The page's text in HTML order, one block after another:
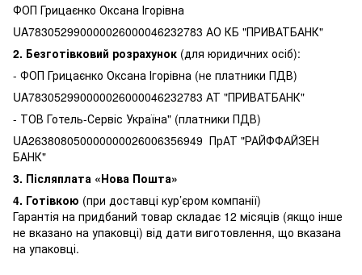
ФОП Грицаєнко Оксана Ігорівна
UA783052990000026000046232783 АО КБ "ПРИВАТБАНК"
2. Безготівковий розрахунок (для юридичних осіб):
- ФОП Грицаєнко Оксана Ігорівна (не платники ПДВ)
UA783052990000026000046232783 АТ "ПРИВАТБАНК"
- ТОВ Готель-Сервіс Україна" (платники ПДВ)
UA263808050000000026006356949 ПрАТ "РАЙФФАЙЗЕН
БАНК"
3. Післяплата «Нова Пошта»
4. Готівкою (при доставці кур’єром компанії)
Гарантія на придбаний товар складає 12 місяців (якщо інше
не вказано на упаковці) від дати виготовлення, що вказана
на упаковці.